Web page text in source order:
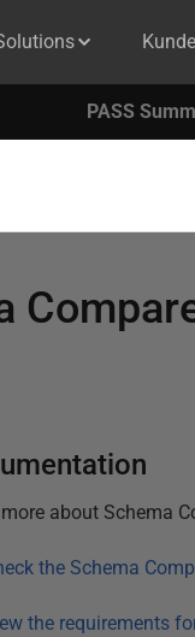
PASS
about Schema
the Schema
the requirements